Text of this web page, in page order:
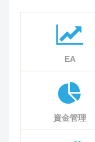
EA
資金管理